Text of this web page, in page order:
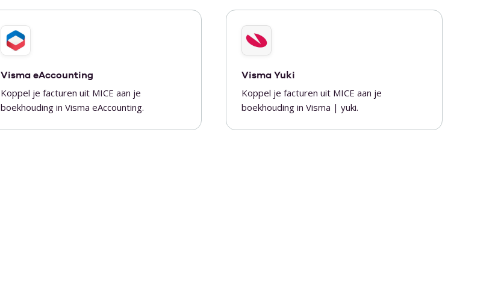
Visma eAccounting
Koppel je facturen uit MICE aan je
boekhouding in Visma eAccounting.
Visma Yuki
Koppel je facturen uit MICE aan je
boekhouding in Visma | yuki.